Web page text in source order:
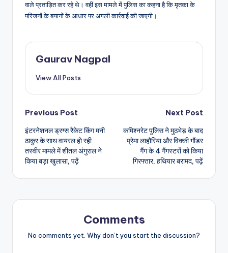
वाले प्रताड़ित कर रहे थे। वहीं इस मामले में पुलिस का कहना है कि मृतका के
परिजनों के बयानों के आधार पर अगली कार्रवाई की जाएगी।
Gaurav Nagpal
View All Posts
Post
navigation
Previous Post
इंटरनेशनल ड्रग्स रैकेट किंग मनी
ठाकुर के साथ वायरल हो रही
तस्वीर मामले में शीतल अंगुराल ने
किया बड़ा खुलासा, पढ़ें
Next Post
कमिश्नरेट पुलिस ने मुठभेड़ के बाद
प्रेमा लाहौरिया और विक्की गौंडर
गैंग के 4 गैंगस्टरों को किया
गिरफ्तार, हथियार बरामद, पढ़ें
Comments
No comments yet. Why don’t you start the discussion?